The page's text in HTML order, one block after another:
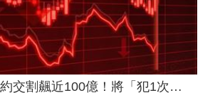
違約交割飆近100億！將「犯1次就圈存」